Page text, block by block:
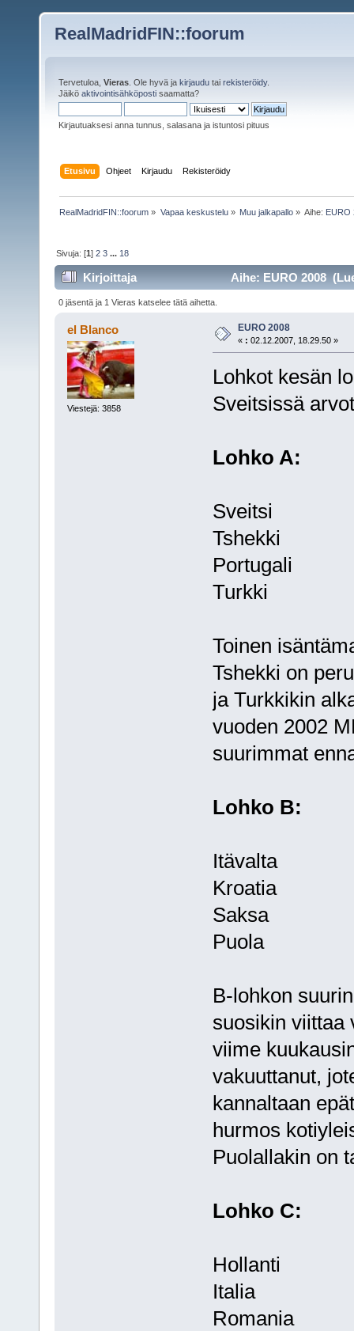
RealMadridFIN::foorum
Tervetuloa, Vieras . Ole hyvä ja kirjaudu tai rekisteröidy.
Jäikö aktivointisähköposti saamatta?
Kirjautuaksesi anna tunnus, salasana ja istuntosi pituus
Etusivu Ohjeet Kirjaudu Rekisteröidy
RealMadridFIN::foorum » Vapaa keskustelu» Muu jalkapallo» Aihe: EURO
Sivuja: [1]2 3 ... 18
Kirjoittaja Aihe: EURO 2008
0 jäsentä ja 1 Vieras katselee tätä aihetta.
el Blanco
Viestejä: 3858
EURO 2008
« : 02.12.2007, 18.29.50 »
Lohkot kesän
Sveitsissä
Lohko A:
Sveitsi
Tshekki
Portugali
Turkki
Toinen
Tshekki on
ja Turkkikin
vuoden 2002
suurimmat
Lohko B:
Itävalta
Kroatia
Saksa
Puola
B-lohkon
suosikin viittaa
viime
vakuuttanut,
kannaltaan
hurmos
Puolallakin on
Lohko C:
Hollanti
Italia
Romania